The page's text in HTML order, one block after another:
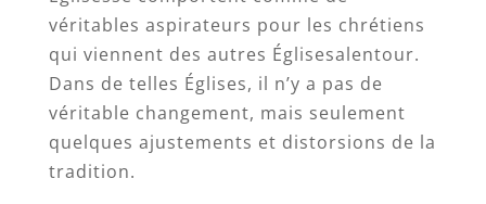
véritables aspirateurs pour les chrétiens
qui viennent des autres Églisesalentour.
Dans de telles Églises, il n’y a pas de
véritable changement, mais seulement
quelques ajustements et distorsions de la
tradition.